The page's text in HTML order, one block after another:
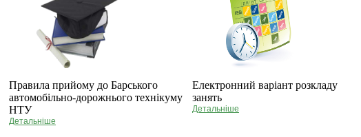
Правила прийому до Барського
автомобільно-дорожнього технікуму
НТУ
Детальніше
Електронний варіант розкладу
занять
Детальніше